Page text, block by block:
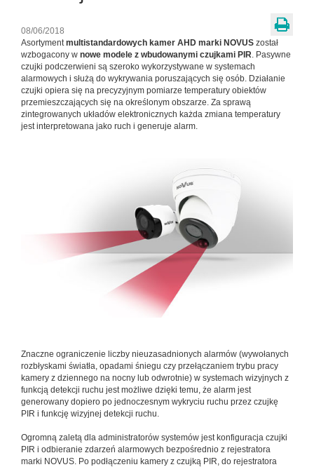
08/06/2018
Asortymentmultistandardowych kamer AHD marki NOVUS został
wzbogacony w nowe modele z wbudowanymi czujkami PIR. Pasywne
czujki podczerwieni są szeroko wykorzystywane w systemach
alarmowych i służą do wykrywania poruszających się osób. Działanie
czujki opiera się na precyzyjnym pomiarze temperatury obiektów
przemieszczających się na określonym obszarze. Za sprawą
zintegrowanych układów elektronicznych każda zmiana temperatury
jest interpretowana jako ruch i generuje alarm.
Znaczne ograniczenie liczby nieuzasadnionych alarmów (wywołanych
rozbłyskami światła, opadami śniegu czy przełączaniem trybu pracy
kamery z dziennego na nocny lub odwrotnie) w systemach wizyjnych z
funkcją detekcji ruchu jest możliwe dzięki temu, że alarm jest
generowany dopiero po jednoczesnym wykryciu ruchu przez czujkę
PIR i funkcję wizyjnej detekcji ruchu.
Ogromną zaletą dla administratorów systemów jest konfiguracja czujki
PIR i odbieranie zdarzeń alarmowych bezpośrednio z rejestratora
marki NOVUS. Po podłączeniu kamery z czujką PIR, do rejestratora